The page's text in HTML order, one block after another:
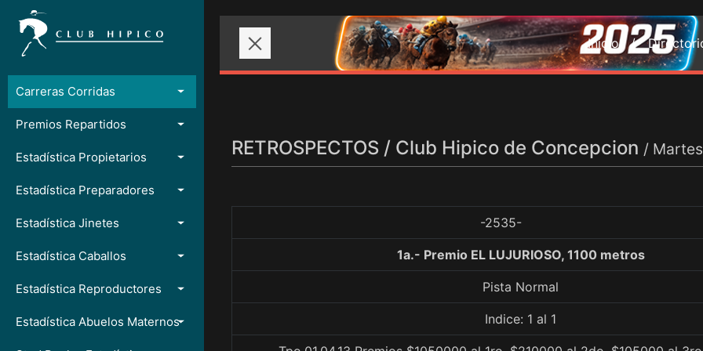
Carreras Corridas
Premios Repartidos
Estadística Propietarios
Estadística Preparadores
Estadística Jinetes
Estadística Caballos
Estadística Reproductores
Estadística Abuelos Maternos
Inicio /
RETROSPECTOS / Club Hipico de Concepcion /
-2535-
1a.- Premio EL LUJURIOSO, 1100 metros
Pista Normal
Indice: 1 al 1